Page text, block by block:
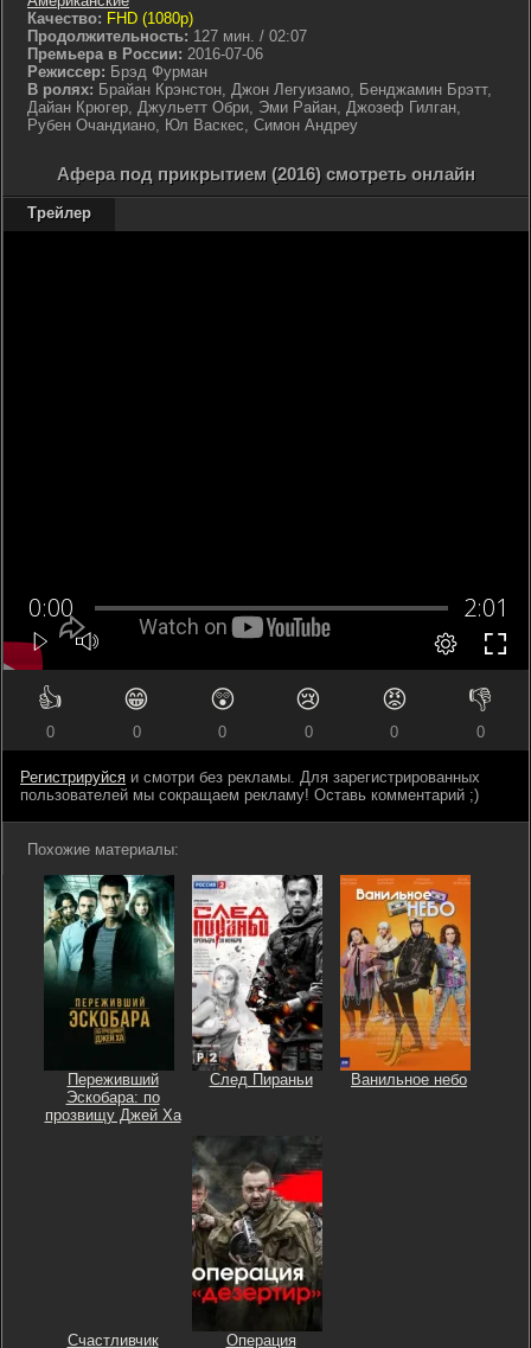
Качество: FHD (1080p)
Продолжительность: 127 мин. / 02:07
Премьера в России: 2016-07-06
Режиссер: Брэд Фурман
В ролях: Брайан Крэнстон, Джон Легуизамо, Бенджамин Брэтт,
Дайан Крюгер, Джульетт Обри, Эми Райан, Джозеф Гилган,
Рубен Очандиано, Юл Васкес, Симон Андреу
Афера под прикрытием (2016) смотреть онлайн
Трейлер
👍
0
😁
0
😲
0
😢
0
😡
0
👎
0
Регистрируйся и смотри без рекламы. Для зарегистрированных
пользователей мы сокращаем рекламу! Оставь комментарий ;)
Похожие материалы:
Переживший
Эскобара: по
прозвищу Джей Ха
След Пираньи Ванильное небо
Счастливчик Операция